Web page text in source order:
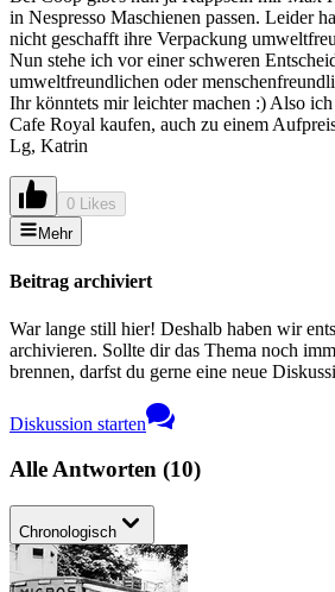
in Nespresso Maschienen passen. Leider
nicht geschafft ihre Verpackung
Nun stehe ich vor einer schweren
umweltfreundlichen oder
Ihr könntets mir leichter machen :) Also
Cafe Royal kaufen, auch zu einem
Lg, Katrin
0 Likes
Mehr
Beitrag archiviert
War lange still hier! Deshalb haben wir
archivieren. Sollte dir das Thema noch
brennen, darfst du gerne eine neue
Diskussion starten
Alle Antworten (10)
Chronologisch